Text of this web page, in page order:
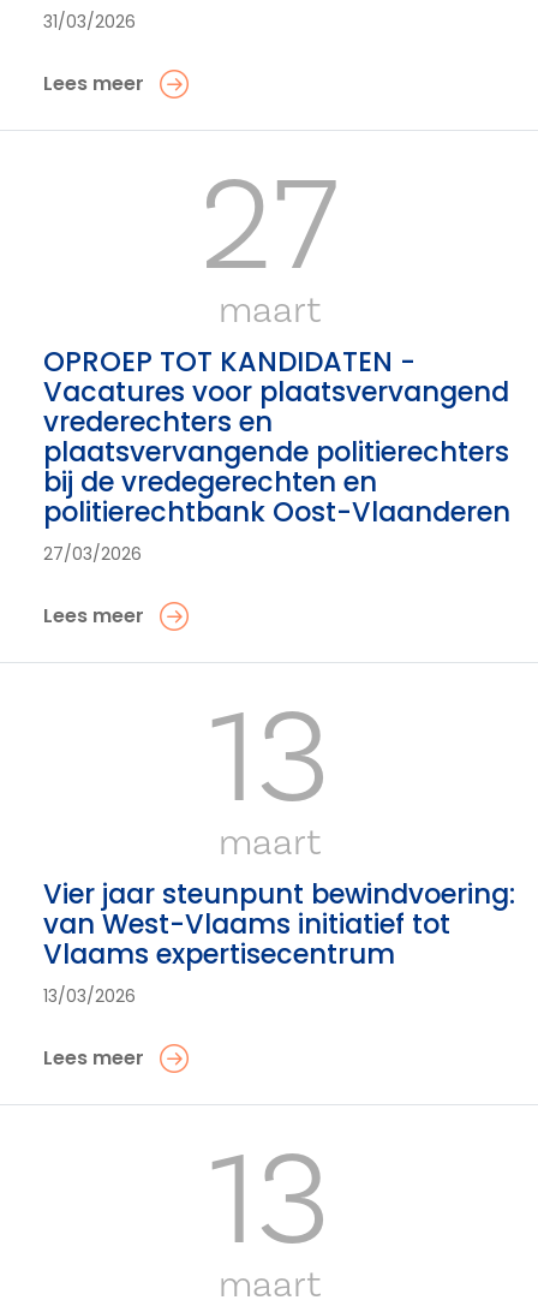
31/03/2026
Lees meer
27
maart
OPROEP TOT KANDIDATEN -
Vacatures voor plaatsvervangend
vrederechters en
plaatsvervangende politierechters
bij de vredegerechten en
politierechtbank Oost-Vlaanderen
27/03/2026
Lees meer
13
maart
Vier jaar steunpunt bewindvoering:
van West-Vlaams initiatief tot
Vlaams expertisecentrum
13/03/2026
Lees meer
13
maart